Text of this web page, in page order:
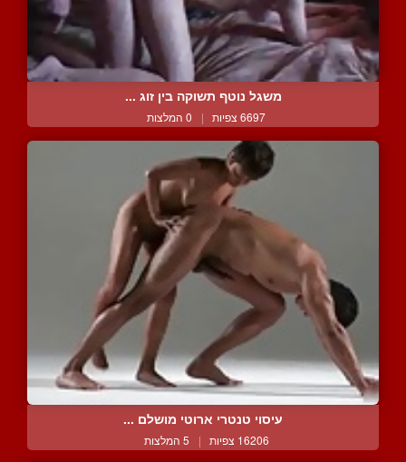
משגל נוטף תשוקה בין זוג ...
6697 צפיות | 0 המלצות
עיסוי טנטרי ארוטי מושלם ...
16206 צפיות | 5 המלצות